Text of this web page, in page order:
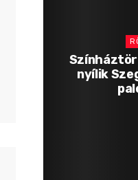
nyílik